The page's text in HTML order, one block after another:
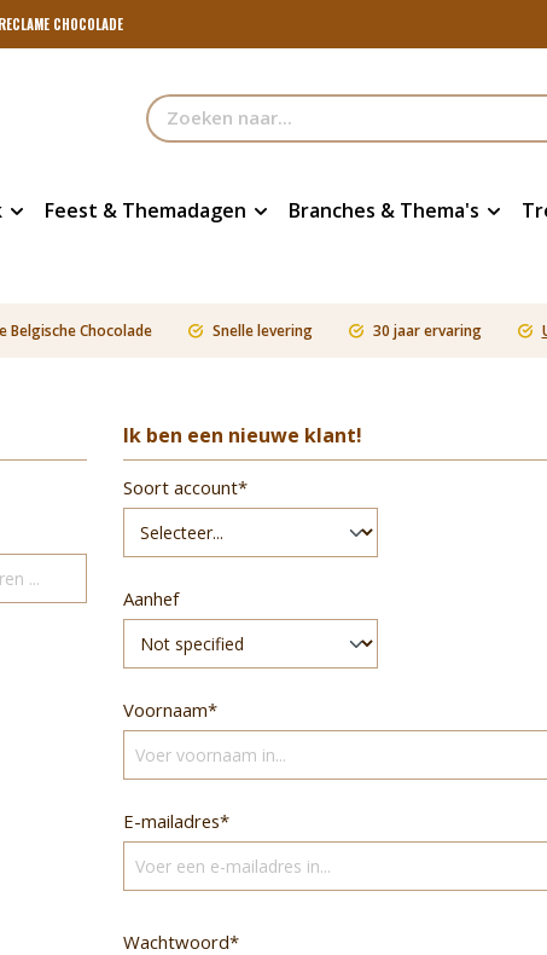
RECLAME CHOCOLADE
Feest & Themadagen Branches & Thema's
Belgische Chocolade Snelle levering 30 jaar ervaring
Ik ben een nieuwe klant!
Soort account*
Aanhef
Voornaam*
E-mailadres*
Wachtwoord*